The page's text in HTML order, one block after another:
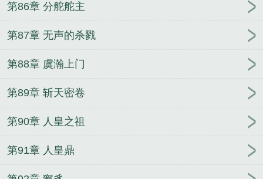
第86章 分舵舵主
第87章 无声的杀戮
第88章 虞瀚上门
第89章 斩天密卷
第90章 人皇之祖
第91章 人皇鼎